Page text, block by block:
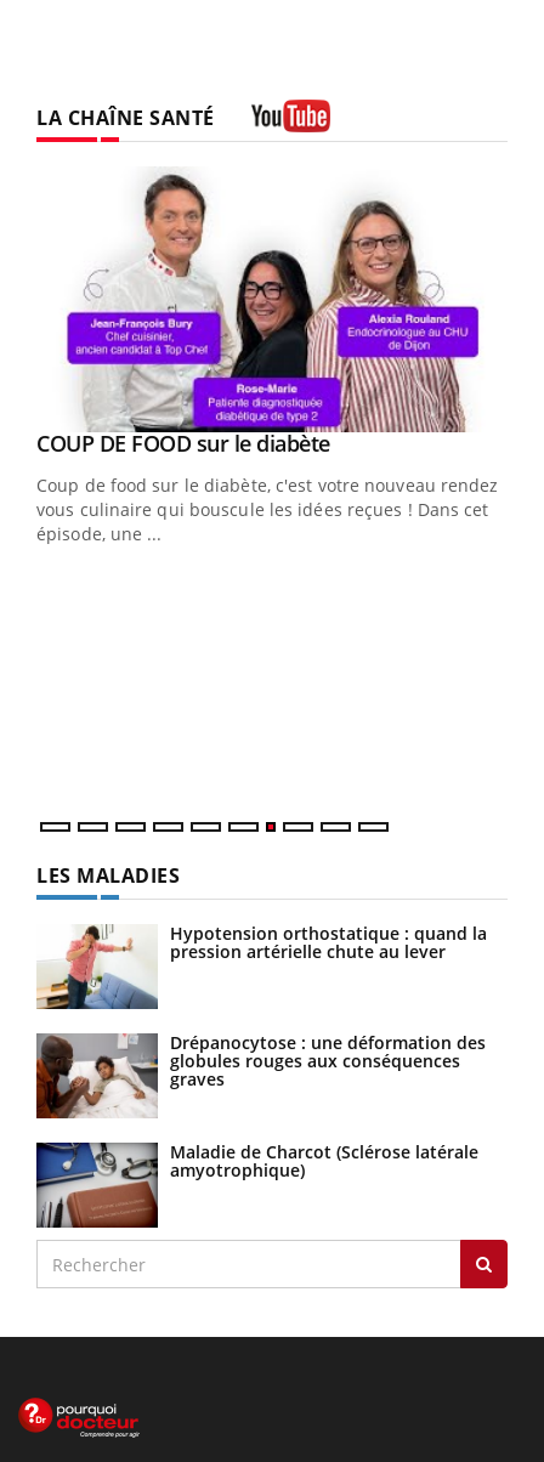
LA CHAÎNE SANTÉ
Youtube
COUP DE FOOD sur le diabèteYoutube
Coup de food sur le diabète, c'est votre nouveau rendez-
vous culinaire qui bouscule les idées reçues ! Dans cet
épisode, une ...
LES MALADIES
Hypotension orthostatique : quand la
pression artérielle chute au lever
Drépanocytose : une déformation des
globules rouges aux conséquences
graves
Maladie de Charcot (Sclérose latérale
amyotrophique)